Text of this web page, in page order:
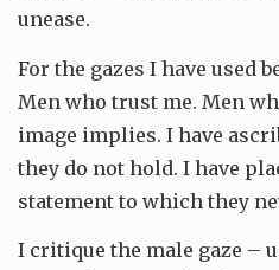
unease.
For the gazes I have used
Men who trust me. Men
image implies. I have
they do not hold. I have
statement to which they
I critique the male gaze –